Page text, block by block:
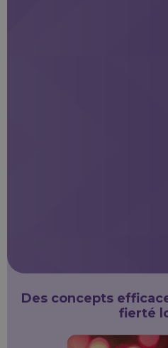
Des concepts
fierté